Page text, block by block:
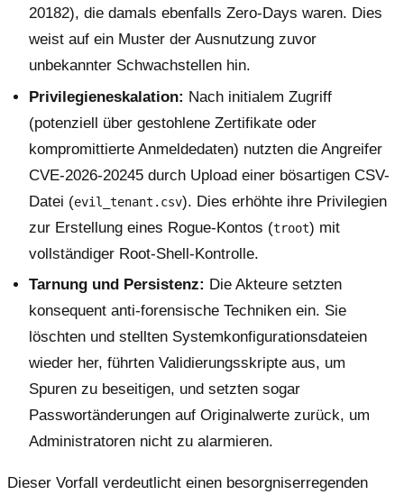
20182), die damals ebenfalls Zero-Days waren. Dies
weist auf ein Muster der Ausnutzung zuvor
unbekannter Schwachstellen hin.
Privilegieneskalation: Nach initialem Zugriff
(potenziell über gestohlene Zertifikate oder
kompromittierte Anmeldedaten) nutzten die Angreifer
CVE-2026-20245 durch Upload einer bösartigen CSV-
Datei (evil_tenant.csv). Dies erhöhte ihre Privilegien
zur Erstellung eines Rogue-Kontos (troot) mit
vollständiger Root-Shell-Kontrolle.
Tarnung und Persistenz: Die Akteure setzten
konsequent anti-forensische Techniken ein. Sie
löschten und stellten Systemkonfigurationsdateien
wieder her, führten Validierungsskripte aus, um
Spuren zu beseitigen, und setzten sogar
Passwortänderungen auf Originalwerte zurück, um
Administratoren nicht zu alarmieren.
Dieser Vorfall verdeutlicht einen besorgniserregenden